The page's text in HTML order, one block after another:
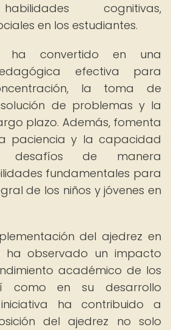
cognitivas,
en los estudiantes.
ha convertido en una
efectiva para
la toma de
de problemas y la
plazo. Además, fomenta
paciencia y la capacidad
desafíos de manera
fundamentales para
de los niños y jóvenes en
del ajedrez en
ha observado un impacto
académico de los
como en su desarrollo
ha contribuido a
del ajedrez no solo